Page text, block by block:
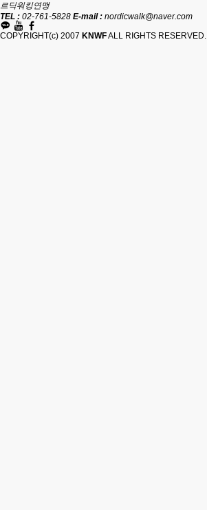
르딕워킹연맹
TEL : 02-761-5828 E-mail : nordicwalk@naver.com
COPYRIGHT(c) 2007 KNWFALL RIGHTS RESERVED.